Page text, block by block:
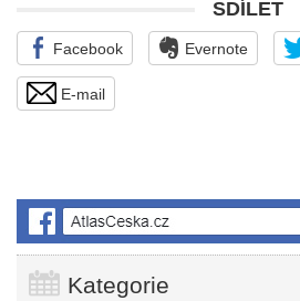
SDÍLET
Facebook Evernote
E-mail
Kategorie